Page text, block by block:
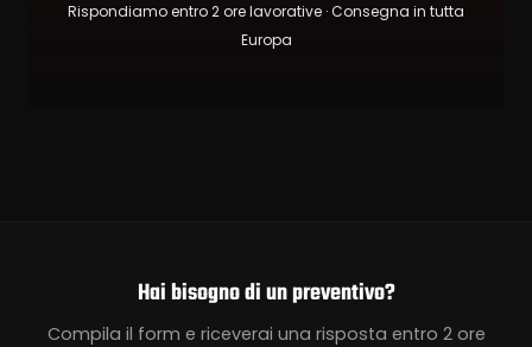
Rispondiamo entro 2 ore lavorative · Consegna in tutta
Europa
Hai bisogno di un preventivo?
Compila il form e riceverai una risposta entro 2 ore